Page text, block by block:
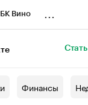
Вино
Финансы